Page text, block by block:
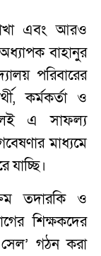
এবং আরও
বাহানুর
পরিবারের
কর্মকর্তা ও
এ সাফল্য
মাধ্যমে
তদারকি ও
শিক্ষকদের
সেল’ গঠন করা